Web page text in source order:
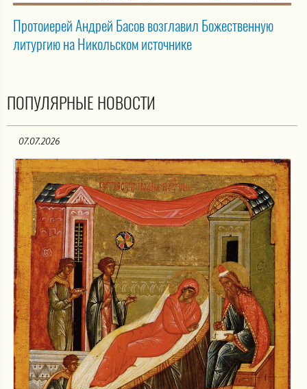
Протоиерей Андрей Басов возглавил Божественную
литургию на Никольском источнике
ПОПУЛЯРНЫЕ НОВОСТИ
07.07.2026